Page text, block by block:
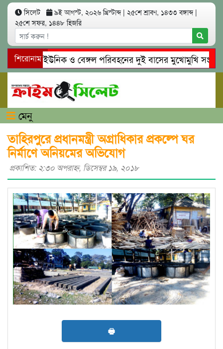
সিলেট ৯ই আগস্ট, ২০২৬ খ্রিস্টাব্দ | ২৫শে শ্রাবণ, ১৪৩৩ বঙ্গাব্দ |
২৫শে সফর, ১৪৪৮ হিজরি
শিরোনাম
সিলেটে ইউনিক ও বেঙ্গল পরিবহনের দুই বাসের মুখোমুখি সং’ঘ’র্ষে
গোয়াইনঘাটে প্রেমের ফাঁদে তরুণী পাচার: মাদকাসক্ত রিমালকে
মেনু
তাহিরপুরে প্রধানমন্ত্রী অগ্রাধিকার প্রকল্পে ঘর
নির্মাণে অনিয়মের অভিযোগ
প্রকাশিত: ২:৩০ অপরাহ্ণ, ডিসেম্বর ১৯, ২০১৮
🖶